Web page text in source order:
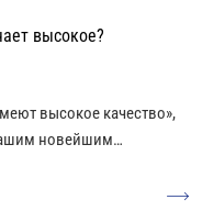
высокое?
высокое качество»,
новейшим
мы хотим поднять